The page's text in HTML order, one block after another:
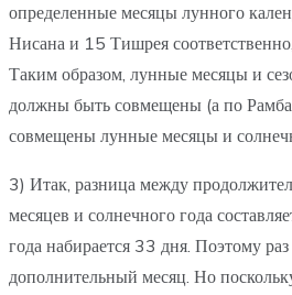
определенные месяцы лунного
Нисана и 15 Тишрея
Таким образом, лунные месяцы и
должны быть совмещены (а по
совмещены лунные месяцы и
3) Итак, разница между
месяцев и солнечного года
года набирается 33 дня. Поэтому
дополнительный месяц. Но